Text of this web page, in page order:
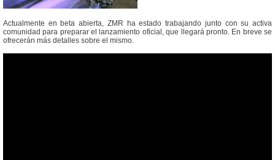
Actualmente en beta abierta, ZMR ha estado trabajando junto con su activa
comunidad para preparar el lanzamiento oficial, que llegará pronto. En breve se
ofrecerán más detalles sobre el mismo.